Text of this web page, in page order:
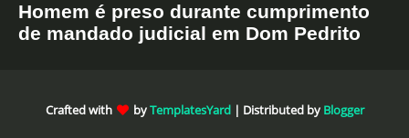
Homem é preso durante cumprimento
de mandado judicial em Dom Pedrito
Crafted with byTemplatesYard| Distributed by Blogger